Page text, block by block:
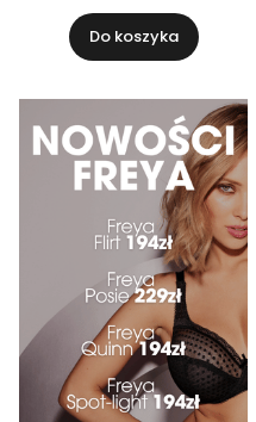
Do koszyka